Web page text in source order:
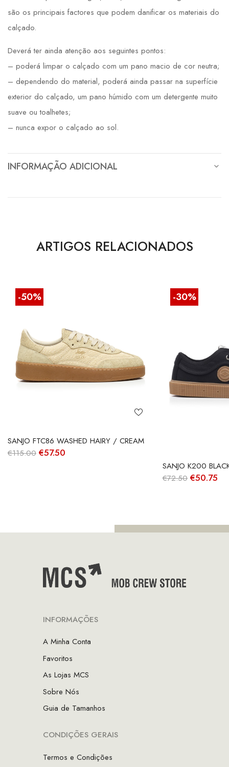
são os principais factores que podem danificar os materiais do
calçado.
Deverá ter ainda atenção aos seguintes pontos:
– poderá limpar o calçado com um pano macio de cor neutra;
– dependendo do material, poderá ainda passar na superfície
exterior do calçado, um pano húmido com um detergente muito
suave ou toalhetes;
– nunca expor o calçado ao sol.
INFORMAÇÃO ADICIONAL
ARTIGOS RELACIONADOS
-50%
SANJO FTC86 WASHED HAIRY / CREAM
€115.00 O
€57.50
-30%
SANJO K200
€72.50 O
€50.75
INFORMAÇÕES
A Minha Conta
Favoritos
As Lojas MCS
Sobre Nós
Guia de Tamanhos
CONDIÇÕES GERAIS
Termos e Condições